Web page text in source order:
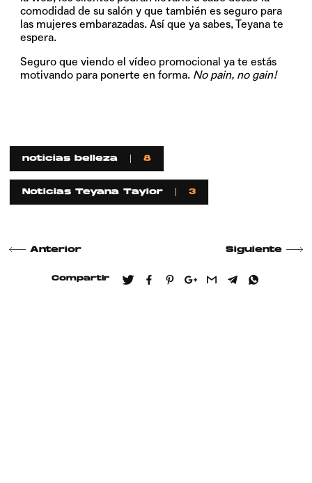
comodidad de su salón y que también es seguro para
las mujeres embarazadas. Así que ya sabes, Teyana te
espera.
Seguro que viendo el vídeo promocional ya te estás
motivando para ponerte en forma. No pain, no gain!
noticias belleza 8
Noticias Teyana Taylor 3
Anterior Siguiente
Compartir